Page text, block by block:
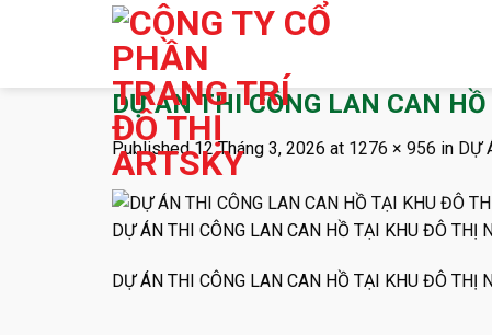
DỰ ÁN THI CÔNG LAN CAN
Published12 Tháng 3, 2026 at 1276 × 956 in DỰ
DỰ ÁN THI CÔNG LAN CAN HỒ TẠI KHU ĐÔ THỊ
DỰ ÁN THI CÔNG LAN CAN HỒ TẠI KHU ĐÔ THỊ